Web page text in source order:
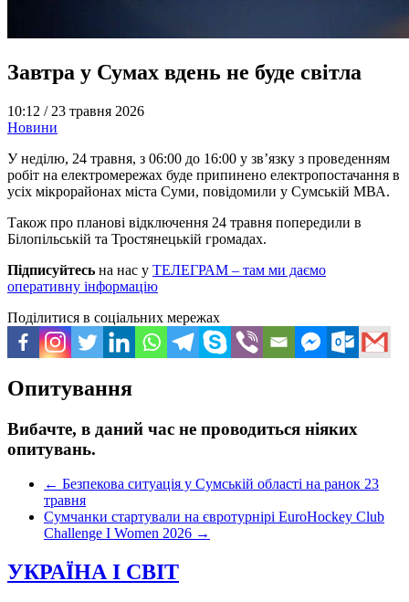
Завтра у Сумах вдень не буде світла
10:12 / 23 травня 2026
Новини
У неділю, 24 травня, з 06:00 до 16:00 у звʼязку з проведенням
робіт на електромережах буде припинено електропостачання в
усіх мікрорайонах міста Суми, повідомили у Сумській МВА.
Також про планові відключення 24 травня попередили в
Білопільській та Тростянецькій громадах.
Підписуйтесь на нас у ТЕЛЕГРАМ – там ми даємо
оперативну інформацію
Поділитися в соціальних мережах
Опитування
Вибачте, в даний час не проводиться ніяких
опитувань.
← Безпекова ситуація у Сумській області на ранок 23
травня
Сумчанки стартували на євротурнірі EuroHockey Club
Challenge I Women 2026 →
УКРАЇНА І СВІТ